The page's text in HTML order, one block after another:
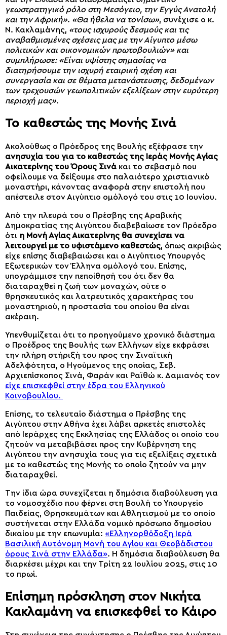
γεωστρατηγικό ρόλο στη Μεσόγειο, την Εγγύς Ανατολή
και την Αφρική». «Θα ήθελα να τονίσω», συνέχισε ο κ.
Ν. Κακλαμάνης, «τους ισχυρούς δεσμούς και τις
αναβαθμισμένες σχέσεις μας με την Αίγυπτο μέσω
πολιτικών και οικονομικών πρωτοβουλιών» και
συμπλήρωσε: «Είναι υψίστης σημασίας να
διατηρήσουμε την ισχυρή εταιρική σχέση και
συνεργασία και σε θέματα μετανάστευσης, δεδομένων
των τρεχουσών γεωπολιτικών εξελίξεων στην ευρύτερη
περιοχή μας».
Το καθεστώς της Μονής Σινά
Ακολούθως ο Πρόεδρος της Βουλής εξέφρασε την
ανησυχία του για το καθεστώς της Ιεράς Μονής Αγίας
Αικατερίνης του Όρους Σινά και το σεβασμό που
οφείλουμε να δείξουμε στο παλαιότερο χριστιανικό
μοναστήρι, κάνοντας αναφορά στην επιστολή που
απέστειλε στον Αιγύπτιο ομόλογό του στις 10 Ιουνίου.
Από την πλευρά του ο Πρέσβης της Αραβικής
Δημοκρατίας της Αιγύπτου διαβεβαίωσε τον Πρόεδρο
ότι η Μονή Αγίας Αικατερίνης θα συνεχίσει να
λειτουργεί με το υφιστάμενο καθεστώς, όπως ακριβώς
είχε επίσης διαβεβαιώσει και ο Αιγύπτιος Υπουργός
Εξωτερικών τον Έλληνα ομόλογό του. Επίσης,
υπογράμμισε την πεποίθησή του ότι δεν θα
διαταραχθεί η ζωή των μοναχών, ούτε ο
θρησκευτικός και λατρευτικός χαρακτήρας του
μοναστηριού, η προστασία του οποίου θα είναι
ακέραιη.
Υπενθυμίζεται ότι το προηγούμενο χρονικό διάστημα
ο Προέδρος της Βουλής των Ελλήνων είχε εκφράσει
την πλήρη στήριξή του προς την Σιναϊτική
Αδελφότητα, ο Ηγούμενος της οποίας, Σεβ.
Αρχιεπίσκοπος Σινά, Φαράν και Ραϊθώ κ. Δαμιανός τον
είχε επισκεφθεί στην έδρα του Ελληνικού
Κοινοβουλίου.
Επίσης, το τελευταίο διάστημα ο Πρέσβης της
Αιγύπτου στην Αθήνα έχει λάβει αρκετές επιστολές
από Ιεράρχες της Εκκλησίας της Ελλάδος οι οποίο του
ζητούν να μεταβιβάσει προς την Κυβέρνηση της
Αιγύπτου την ανησυχία τους για τις εξελίξεις σχετικά
με το καθεστώς της Μονής το οποίο ζητούν να μην
διαταραχθεί.
Την ίδια ώρα συνεχίζεται η δημόσια διαβούλευση για
το νομοσχέδιο που φέρνει στη Βουλή το Υπουργείο
Παιδείας, Θρησκευμάτων και Αθλητισμού με το οποίο
συστήνεται στην Ελλάδα νομικό πρόσωπο δημοσίου
δικαίου με την επωνυμία: «Ελληνορθόδοξη Ιερά
Βασιλική Αυτόνομη Μονή του Αγίου και Θεοβάδιστου
όρους Σινά στην Ελλάδα». Η δημόσια διαβούλευση θα
διαρκέσει μέχρι και την Τρίτη 22 Ιουλίου 2025, στις 10
το πρωί.
Επίσημη πρόσκληση στον Νικήτα
Κακλαμάνη να επισκεφθεί το Κάιρο